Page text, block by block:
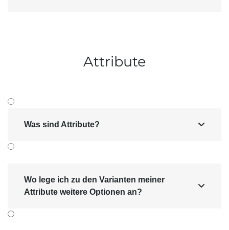
Attribute
Was sind Attribute? 
Wo lege ich zu den Varianten meiner
Attribute weitere Optionen an?
